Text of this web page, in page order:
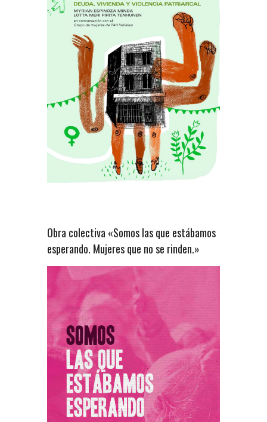
Obra colectiva «Somos las que estábamos
esperando. Mujeres que no se rinden.»